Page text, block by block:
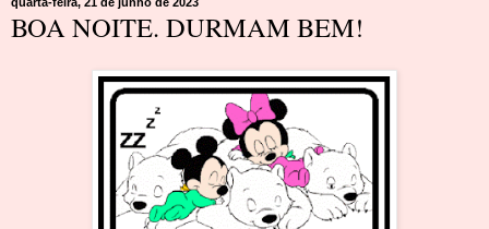
BOA NOITE. DURMAM BEM!